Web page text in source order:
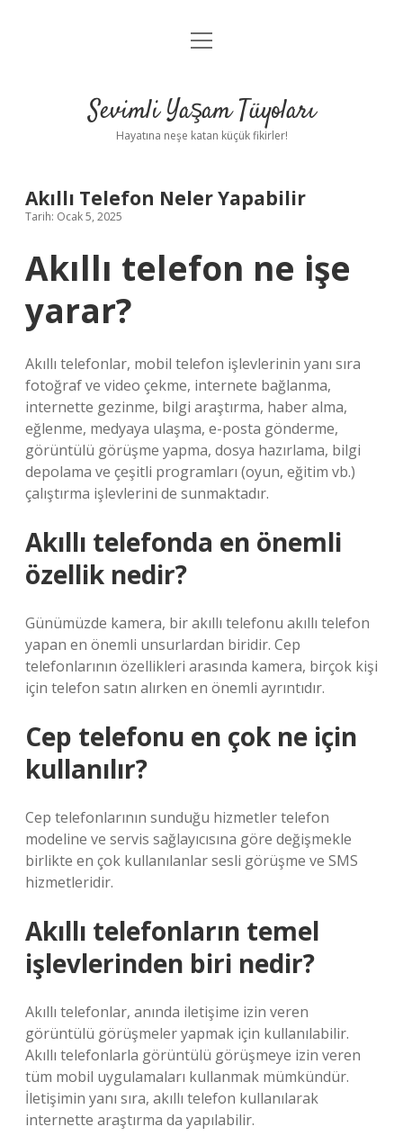
Anasayfa
Yasal Uyarı
menüyü
Sevimli Yaşam Tüyoları
Hayatına neşe katan küçük fikirler!
Akıllı Telefon Neler Yapabilir
Tarih: Ocak 5, 2025
Akıllı telefon ne işe
yarar?
Akıllı telefonlar, mobil telefon işlevlerinin yanı sıra
fotoğraf ve video çekme, internete bağlanma,
internette gezinme, bilgi araştırma, haber alma,
eğlenme, medyaya ulaşma, e-posta gönderme,
görüntülü görüşme yapma, dosya hazırlama, bilgi
depolama ve çeşitli programları (oyun, eğitim vb.)
çalıştırma işlevlerini de sunmaktadır.
Akıllı telefonda en önemli
özellik nedir?
Günümüzde kamera, bir akıllı telefonu akıllı telefon
yapan en önemli unsurlardan biridir. Cep
telefonlarının özellikleri arasında kamera, birçok kişi
için telefon satın alırken en önemli ayrıntıdır.
Cep telefonu en çok ne için
kullanılır?
Cep telefonlarının sunduğu hizmetler telefon
modeline ve servis sağlayıcısına göre değişmekle
birlikte en çok kullanılanlar sesli görüşme ve SMS
hizmetleridir.
Akıllı telefonların temel
işlevlerinden biri nedir?
Akıllı telefonlar, anında iletişime izin veren
görüntülü görüşmeler yapmak için kullanılabilir.
Akıllı telefonlarla görüntülü görüşmeye izin veren
tüm mobil uygulamaları kullanmak mümkündür.
İletişimin yanı sıra, akıllı telefon kullanılarak
internette araştırma da yapılabilir.